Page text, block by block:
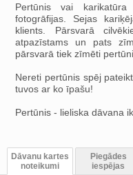
Pertūnis vai
fotogrāfijas. Sejas
klients. Pārsvarā
atpazīstams un pats
pārsvarā tiek zīmēti pertūni.
Nereti pertūnis spēj
tuvos ar ko īpašu!
Pertūnis - lieliska dāvana
Dāvanu kartes
noteikumi
Piegādes
iespējas